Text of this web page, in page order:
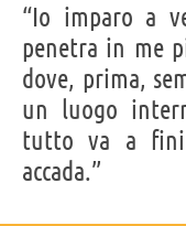
“Io imparo a
penetra in me
dove, prima,
un luogo
tutto va a
accada.”